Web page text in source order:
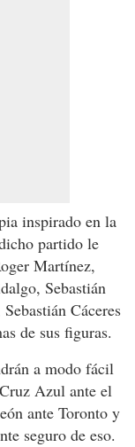
inspirado en la
partido le
Martínez,
Sebastián
Cáceres
de sus figuras.
a modo fácil
Azul ante el
ante Toronto y
seguro de eso.